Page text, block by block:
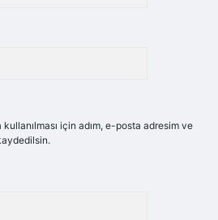
için adım, e-posta adresim ve